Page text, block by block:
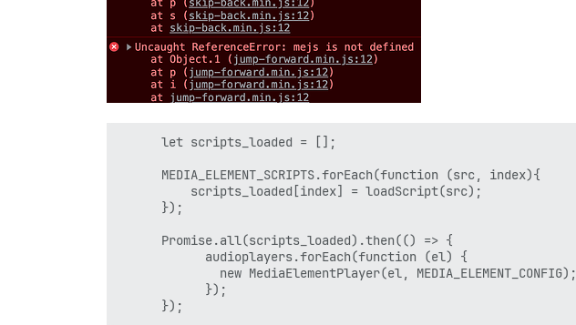
      let scripts_loaded = [];
      MEDIA_ELEMENT_SCRIPTS.forEach(function (src, index){
          scripts_loaded[index] = loadScript(src);
      });
      Promise.all(scripts_loaded).then(() => {
            audioplayers.forEach(function (el) {
              new MediaElementPlayer(el, MEDIA_ELEMENT_CONFIG);
            });